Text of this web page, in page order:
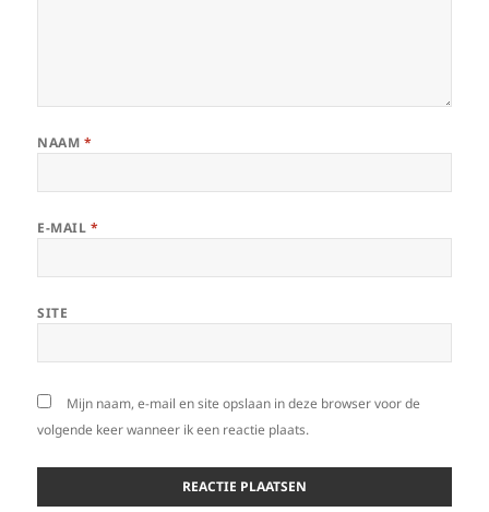
NAAM *
E-MAIL *
SITE
Mijn naam, e-mail en site opslaan in deze browser voor de
volgende keer wanneer ik een reactie plaats.